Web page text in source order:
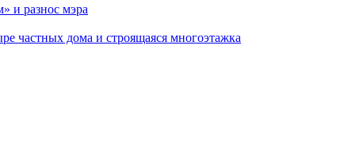
и разнос мэра
частных дома и строящаяся многоэтажка